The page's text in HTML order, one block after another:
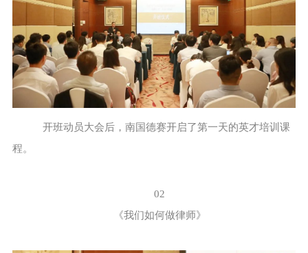
开班动员大会后，南国德赛开启了第一天的英才培训课
程。
02
《我们如何做律师》